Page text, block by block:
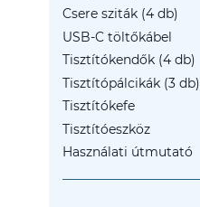
Csere sziták (4 db)
USB-C töltőkábel
Tisztítókendők (4 db)
Tisztítópálcikák (3 db)
Tisztítókefe
Tisztítóeszköz
Használati útmutató